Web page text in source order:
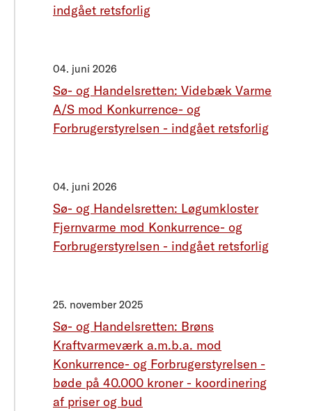
indgået retsforlig
04. juni 2026
Sø- og Handelsretten: Videbæk Varme
A/S mod Konkurrence- og
Forbrugerstyrelsen - indgået retsforlig
04. juni 2026
Sø- og Handelsretten: Løgumkloster
Fjernvarme mod Konkurrence- og
Forbrugerstyrelsen - indgået retsforlig
25. november 2025
Sø- og Handelsretten: Brøns
Kraftvarmeværk a.m.b.a. mod
Konkurrence- og Forbrugerstyrelsen -
bøde på 40.000 kroner - koordinering
af priser og bud